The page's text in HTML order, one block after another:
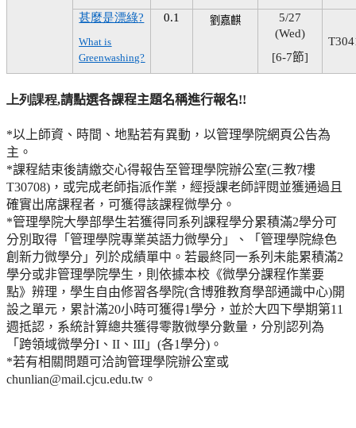
甚麼是漂綠?
What is
Greenwashing?
0.1 劉嘉麒
5/27
(Wed)
[6-7節]
上列課程,請點選各課程主題名稱進行報名!!
*以上師資、時間、地點若有異動，以管理學院網頁公告為
主。
*課程結束後請繳交心得報告至管理學院辦公室(三教7樓
T30708)，或完成老師指派作業，經授課老師評閱並獲通過且
確實出席課程者，可獲得該課程微學分。
*管理學院大學部學生若獲得同系列課程學分累積滿2學分可
分別取得「管理學院專業英語力微學分」、「管理學院綠色
創新力微學分」列於成績單中。若最終同一系列未能累積滿2
學分或非管理學院學生，則依據本校《微學分課程作業要
點》辨理，學生自由修習各學院(含博雅教育學部通識中心)開
設之單元，累計滿20小時可獲得1學分，並於大四下學期第11
週抵認，系統計算總共獲得零散微學分數量，分別認列為
「跨領域微學分I、II、III」(各1學分)。
*若有相關問題可洽詢管理學院辦公室或
chunlian@mail.cjcu.edu.tw。